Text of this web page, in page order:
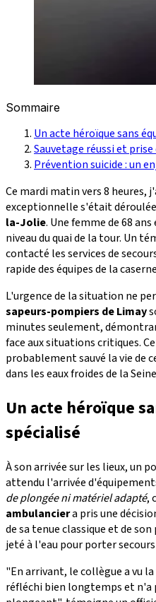
Sommaire
Un acte héroïque sans
Sauvetage réussi et
Prévention suicide : un
Ce mardi matin vers 8
exceptionnelle s'était
la-Jolie. Une femme de 68
niveau du quai de la tour. Un
contacté les services de
rapide des équipes de la
L'urgence de la situation ne
sapeurs-pompiers de Limay
minutes seulement,
face aux situations critiques.
probablement sauvé la vie de
dans les eaux froides de la
Un acte héroïque
spécialisé
À son arrivée sur les lieux, un
attendu l'arrivée
de plongée ni matériel adapté,
ambulanciera pris une
de sa tenue classique et de
jeté à l'eau pour porter
"En arrivant, le collègue a vu
réfléchi bien longtemps et n'a